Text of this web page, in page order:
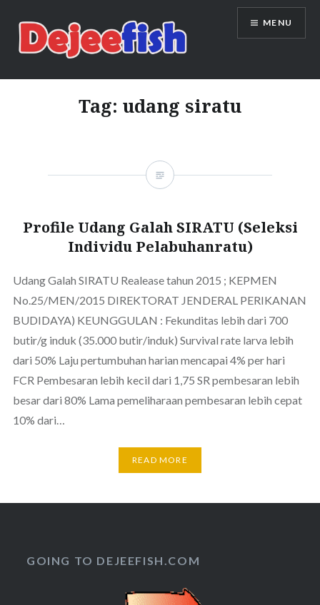
content
DEJEEFISH | PRODUSEN BENIH
IKAN BERKUALITAS INDONESIA
MENU
Tag: udang siratu
Profile Udang Galah SIRATU (Seleksi
Individu Pelabuhanratu)
Udang Galah SIRATU Realease tahun 2015 ; KEPMEN
No.25/MEN/2015 DIREKTORAT JENDERAL PERIKANAN
BUDIDAYA) KEUNGGULAN : Fekunditas lebih dari 700
butir/g induk (35.000 butir/induk) Survival rate larva lebih
dari 50% Laju pertumbuhan harian mencapai 4% per hari
FCR Pembesaran lebih kecil dari 1,75 SR pembesaran lebih
besar dari 80% Lama pemeliharaan pembesaran lebih cepat
10% dari…
READ MORE
GOING TO DEJEEFISH.COM